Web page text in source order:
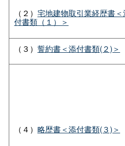
（２） 宅地建物取引業経歴書＜
付書類（１）＞
（３） 誓約書＜添付書類(２)＞
（４） 略歴書＜添付書類(３)＞